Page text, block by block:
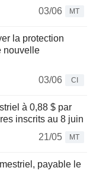
03/06
MT
la protection
nouvelle
03/06
CI
à 0,88 $ par
inscrits au 8 juin
21/05
MT
payable le